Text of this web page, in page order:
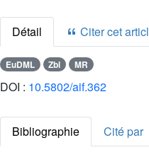
Détail Citer cet
EuDML Zbl MR
DOI : 10.5802/aif.362
Bibliographie
Cité par